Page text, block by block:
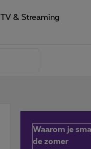
TV & Streaming
Waarom je
de zomer